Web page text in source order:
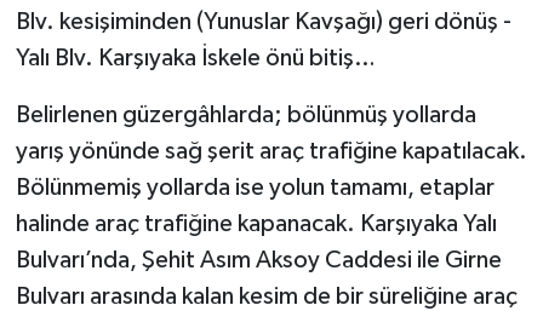
Blv. kesişiminden (Yunuslar Kavşağı) geri dönüş -
Yalı Blv. Karşıyaka İskele önü bitiş…
Belirlenen güzergâhlarda; bölünmüş yollarda
yarış yönünde sağ şerit araç trafiğine kapatılacak.
Bölünmemiş yollarda ise yolun tamamı, etaplar
halinde araç trafiğine kapanacak. Karşıyaka Yalı
Bulvarı’nda, Şehit Asım Aksoy Caddesi ile Girne
Bulvarı arasında kalan kesim de bir süreliğine araç